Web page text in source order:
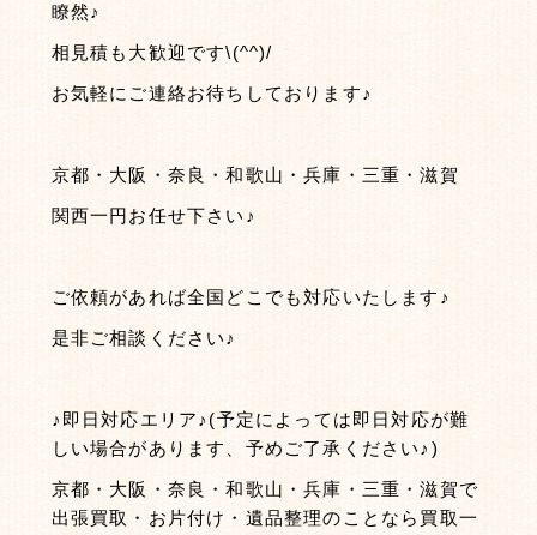
瞭然♪
相見積も大歓迎です\(^^)/
お気軽にご連絡お待ちしております♪
京都・大阪・奈良・和歌山・兵庫・三重・滋賀
関西一円お任せ下さい♪
ご依頼があれば全国どこでも対応いたします♪
是非ご相談ください♪
♪即日対応エリア♪(予定によっては即日対応が難
しい場合があります、予めご了承ください♪)
京都・大阪・奈良・和歌山・兵庫・三重・滋賀で
出張買取・お片付け・遺品整理のことなら買取一